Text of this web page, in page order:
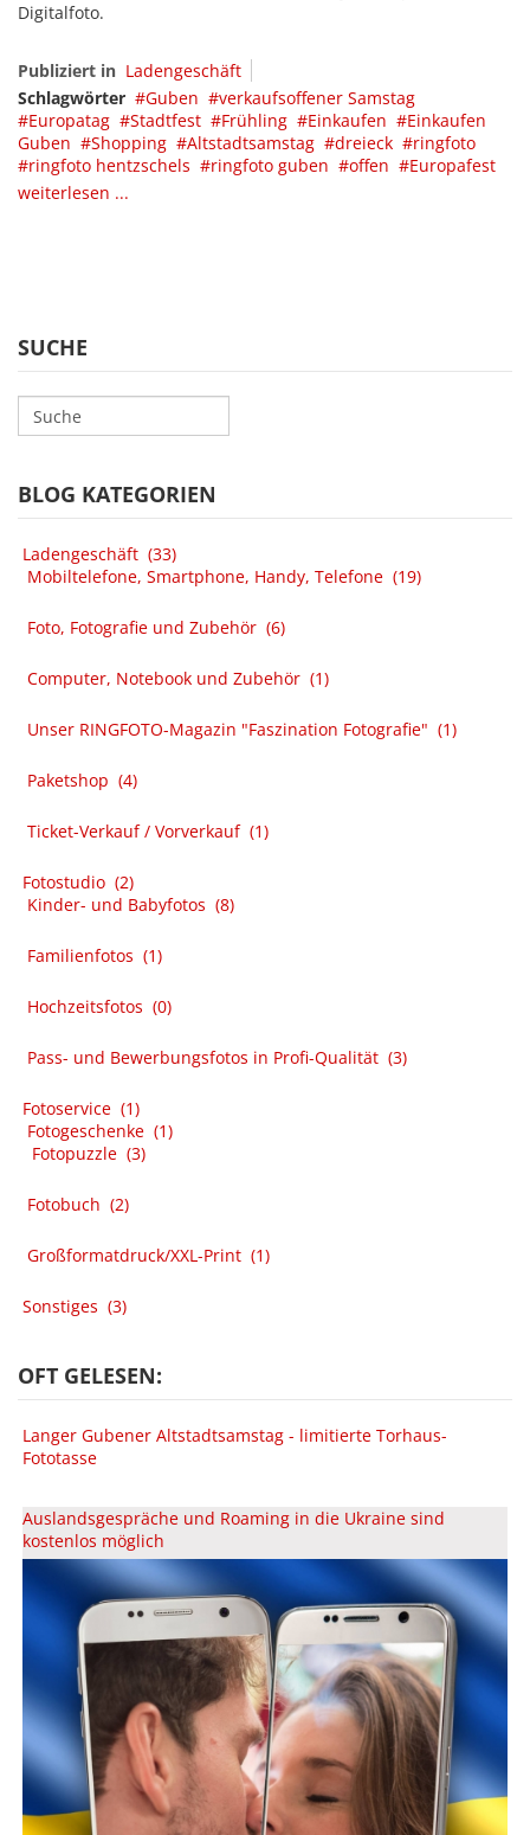
Digitalfoto.
Publiziert in Ladengeschäft
Schlagwörter
Guben
verkaufsoffener Samstag
Europatag
Stadtfest Frühling Einkaufen
Einkaufen
Guben
Shopping Altstadtsamstag dreieck
ringfoto
ringfoto hentzschels
ringfoto guben offen
Europafest
weiterlesen ...
SUCHE
BLOG KATEGORIEN
Ladengeschäft (33)
Mobiltelefone, Smartphone, Handy, Telefone (19)
Foto, Fotografie und Zubehör (6)
Computer, Notebook und Zubehör (1)
Unser RINGFOTO-Magazin "Faszination Fotografie" (1)
Paketshop (4)
Ticket-Verkauf / Vorverkauf (1)
Fotostudio (2)
Kinder- und Babyfotos (8)
Familienfotos (1)
Hochzeitsfotos (0)
Pass- und Bewerbungsfotos in Profi-Qualität (3)
Fotoservice (1)
Fotogeschenke (1)
Fotopuzzle (3)
Fotobuch (2)
Großformatdruck/XXL-Print (1)
Sonstiges (3)
OFT GELESEN:
Langer Gubener Altstadtsamstag - limitierte Torhaus-
Fototasse
Auslandsgespräche und Roaming in die Ukraine sind
kostenlos möglich